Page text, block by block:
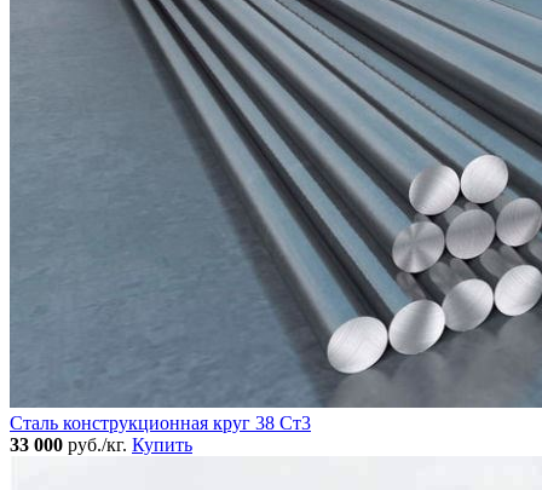
Сталь конструкционная круг 38 Ст3
33 000 руб./кг. Купить